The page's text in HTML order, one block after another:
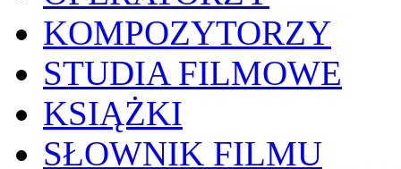
KOMPOZYTORZY
STUDIA FILMOWE
KSIĄŻKI
SŁOWNIK FILMU